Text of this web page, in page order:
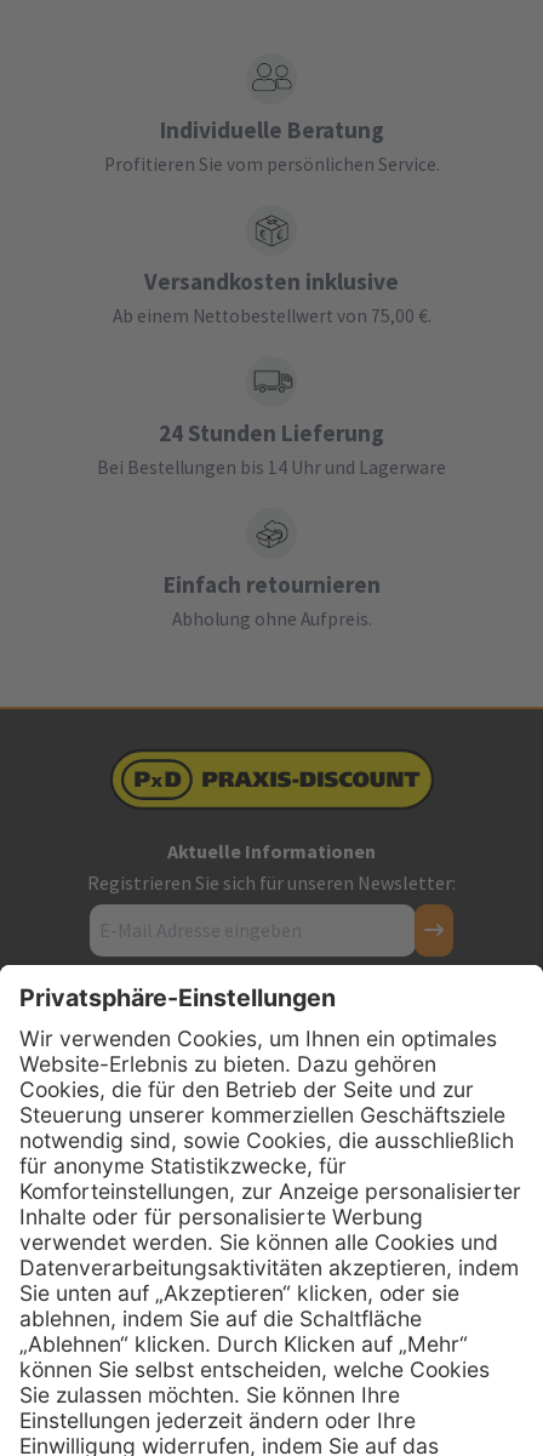
Individuelle Beratung
Profitieren Sie vom persönlichen Service.
Versandkosten inklusive
Ab einem Nettobestellwert von 75,00 €.
24 Stunden Lieferung
Bei Bestellungen bis 14 Uhr und Lagerware
Einfach retournieren
Abholung ohne Aufpreis.
Aktuelle Informationen
Registrieren Sie sich für unseren Newsletter:
Kontakt
Firmensitz
PxD Praxis-Discount GmbH
Hans-Wunderlich-Straße 7
D-49078 Osnabrück
Telefon: 0800 - 600 66 30
Telefon:0800 - 07 01 96
E-Mail:info @ praxis-discount.de
Services
Serviceversprechen
Sprechstundenbedarf
Retoure anmelden
Hilfe
FAQs
Kontakt
Lob & Kritik